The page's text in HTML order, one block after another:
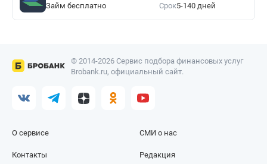
Займ бесплатно Срок5-140 дней
© 2014-2026 Сервис подбора финансовых услуг
Brobank.ru, официальный сайт.
О сервисе
Контакты
СМИ о нас
Редакция